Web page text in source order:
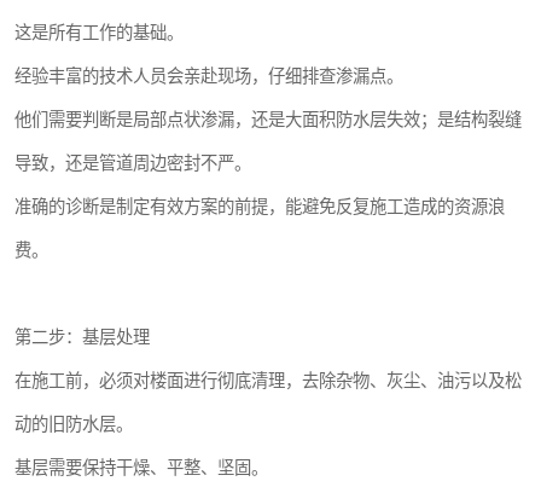
这是所有工作的基础。
经验丰富的技术人员会亲赴现场，仔细排查渗漏点。
他们需要判断是局部点状渗漏，还是大面积防水层失效；是结构裂缝
导致，还是管道周边密封不严。
准确的诊断是制定有效方案的前提，能避免反复施工造成的资源浪
费。
第二步：基层处理
在施工前，必须对楼面进行彻底清理，去除杂物、灰尘、油污以及松
动的旧防水层。
基层需要保持干燥、平整、坚固。